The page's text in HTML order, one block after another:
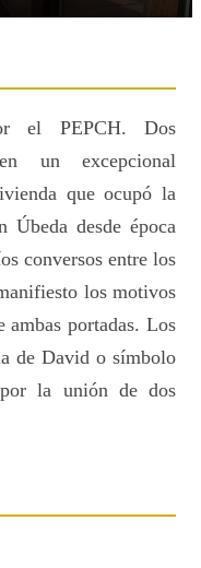
el PEPCH. Dos
un excepcional
que ocupó la
Úbeda desde época
conversos entre los
los motivos
ambas portadas. Los
de David o símbolo
la unión de dos